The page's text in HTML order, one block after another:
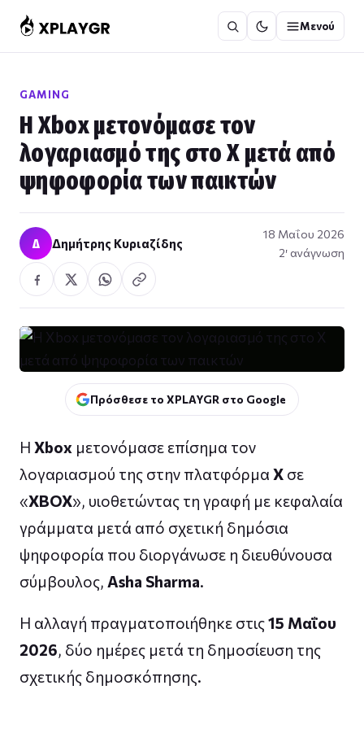
στο
περιεχόμενο
Μενού
GAMING
H Χbox μετονόμασε τον
λογαριασμό της στο X μετά από
ψηφοφορία των παικτών
Δ Δημήτρης Κυριαζίδης
18 Μαΐου 2026
2′ ανάγνωση
Πρόσθεσε το XPLAYGR στο Google
Η Xbox μετονόμασε επίσημα τον
λογαριασμού της στην πλατφόρμα X σε
«XBOX», υιοθετώντας τη γραφή με κεφαλαία
γράμματα μετά από σχετική δημόσια
ψηφοφορία που διοργάνωσε η διευθύνουσα
σύμβουλος, Asha Sharma.
Η αλλαγή πραγματοποιήθηκε στις15 Μαΐου
2026, δύο ημέρες μετά τη δημοσίευση της
σχετικής δημοσκόπησης.